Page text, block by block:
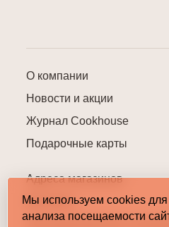
О компании
Новости и акции
Журнал Cookhouse
Подарочные карты
Адреса магазинов
Контакты
Пользовательское
Мы используем cookies
анализа посещаемости